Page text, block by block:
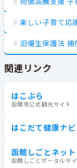
楽しい子育て応
旧優生保護法 補
関連リンク
はこぶら
函館市公式観光サイト
はこだて健康ナビ
函館しごとネット
函館しごとポータルサ